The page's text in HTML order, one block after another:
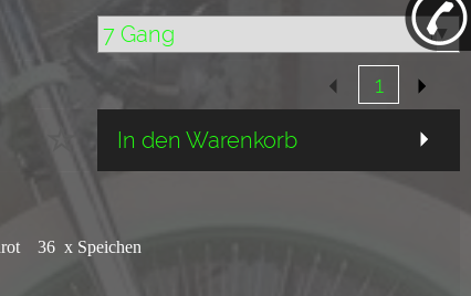
In den Warenkorb
36 x Speichen